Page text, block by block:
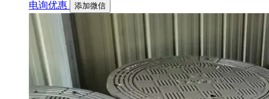
电询优惠
添加微信